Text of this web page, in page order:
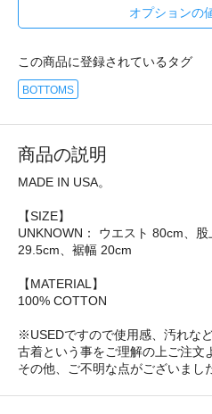
オプションの
この商品に登録されているタグ
BOTTOMS
商品の説明
MADE IN USA。
【SIZE】
UNKNOWN： ウエスト 80cm、
29.5cm、裾幅 20cm
【MATERIAL】
100% COTTON
※USEDですので使用感、汚れな
古着という事をご理解の上ご注文
その他、ご不明な点がございまし